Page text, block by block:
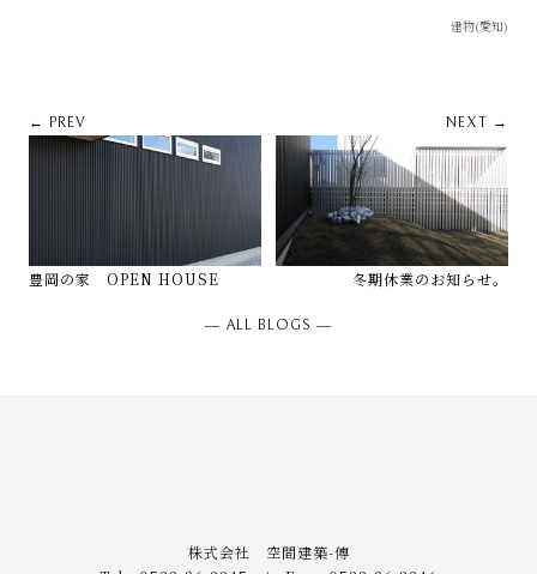
建物(愛知)
← PREV
豊岡の家 OPEN HOUSE
NEXT →
冬期休業のお知らせ。
― ALL BLOGS ―
株式会社 空間建築-傳